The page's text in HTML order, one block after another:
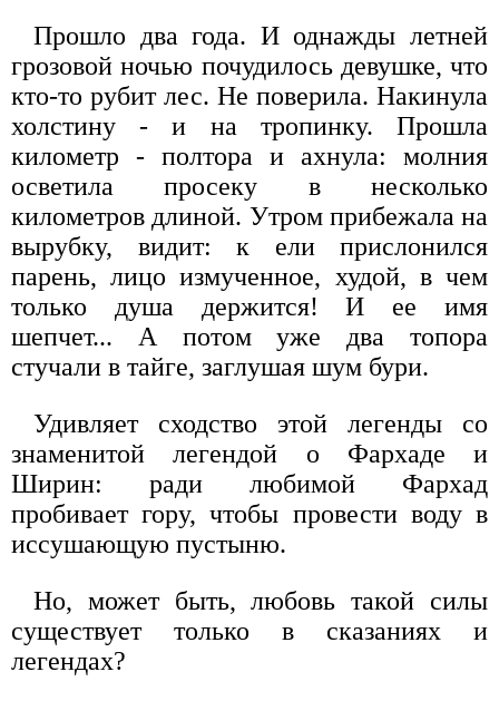
Прошло два года. И однажды летней
грозовой ночью почудилось девушке, что
кто-то рубит лес. Не поверила. Накинула
холстину - и на тропинку. Прошла
километр - полтора и ахнула: молния
осветила просеку в несколько
километров длиной. Утром прибежала на
вырубку, видит: к ели прислонился
парень, лицо измученное, худой, в чем
только душа держится! И ее имя
шепчет... А потом уже два топора
стучали в тайге, заглушая шум бури.
Удивляет сходство этой легенды со
знаменитой легендой о Фархаде и
Ширин: ради любимой Фархад
пробивает гору, чтобы провести воду в
иссушающую пустыню.
Но, может быть, любовь такой силы
существует только в сказаниях и
легендах?